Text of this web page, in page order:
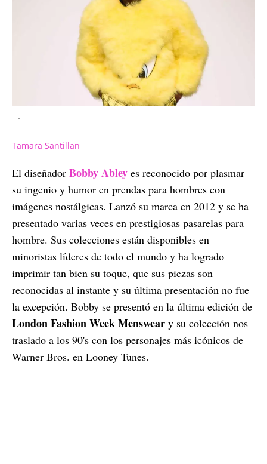
-
Tamara Santillan
El diseñador Bobby Abley es reconocido por plasmar
su ingenio y humor en prendas para hombres con
imágenes nostálgicas. Lanzó su marca en 2012 y se ha
presentado varias veces en prestigiosas pasarelas para
hombre. Sus colecciones están disponibles en
minoristas líderes de todo el mundo y ha logrado
imprimir tan bien su toque, que sus piezas son
reconocidas al instante y su última presentación no fue
la excepción. Bobby se presentó en la última edición de
London Fashion Week Menswear y su colección nos
traslado a los 90's con los personajes más icónicos de
Warner Bros. en Looney Tunes.